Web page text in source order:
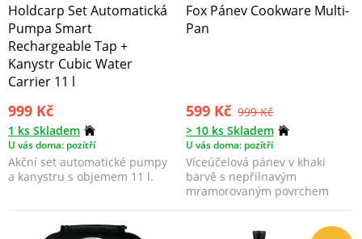
Holdcarp Set Automatická
Pumpa Smart
Rechargeable Tap +
Kanystr Cubic Water
Carrier 11 l
999 Kč
1 ks Skladem
U vás doma: pozítří
Akční set automatické pumpy
a kanystru s objemem 11 l.
Fox Pánev Cookware Multi-
Pan
599 Kč 999 Kč
> 10 ks Skladem
U vás doma: pozítří
Víceúčelová pánev v khaki
barvě s nepřilnavým
mramorovaným povrchem